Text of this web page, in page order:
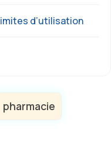
d’utilisation
pharmacie